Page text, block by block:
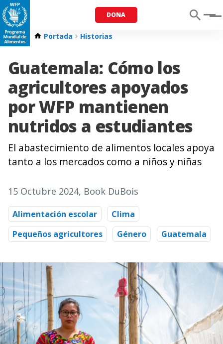
DONA Menu
Portada Historias
Guatemala: Cómo los
agricultores apoyados
por WFP mantienen
nutridos a estudiantes
El abastecimiento de alimentos locales apoya
tanto a los mercados como a niños y niñas
15 Octubre 2024, Book DuBois
Alimentación escolar
Clima
Pequeños agricultores
Género Guatemala